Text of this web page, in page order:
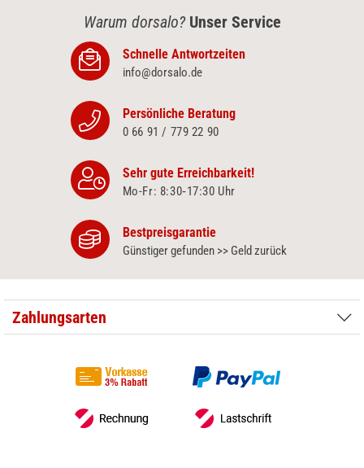
Warum dorsalo? Unser Service
Schnelle Antwortzeiten
info@dorsalo.de
Persönliche Beratung
0 66 91 / 779 22 90
Sehr gute Erreichbarkeit!
Mo-Fr: 8:30‑17:30 Uhr
Bestpreisgarantie
Günstiger gefunden >> Geld zurück
Zahlungsarten